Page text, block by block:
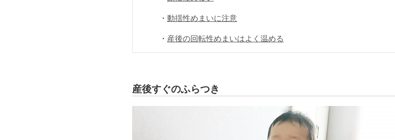
・ 動揺性めまいに注意
・ 産後の回転性めまいはよく温める
産後すぐのふらつき